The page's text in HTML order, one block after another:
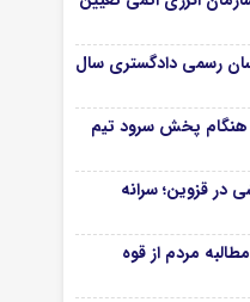
رسمی دادگستری سال
هنگام پخش سرود تیم
در قزوین؛ سرانه
مردم از قوه